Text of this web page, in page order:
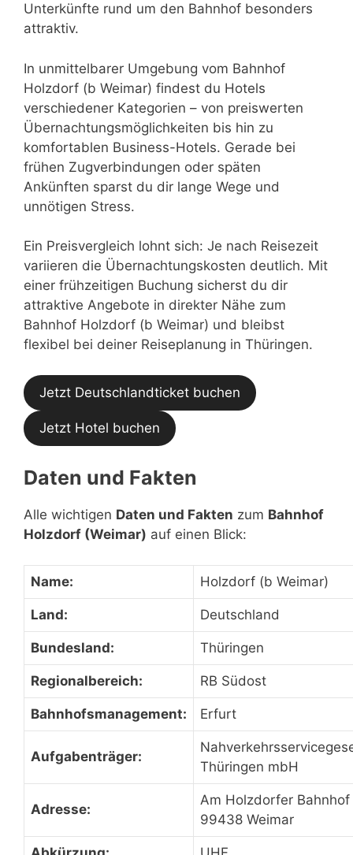
Unterkünfte rund um den Bahnhof besonders
attraktiv.
In unmittelbarer Umgebung vom Bahnhof
Holzdorf (b Weimar) findest du Hotels
verschiedener Kategorien – von preiswerten
Übernachtungsmöglichkeiten bis hin zu
komfortablen Business-Hotels. Gerade bei
frühen Zugverbindungen oder späten
Ankünften sparst du dir lange Wege und
unnötigen Stress.
Ein Preisvergleich lohnt sich: Je nach Reisezeit
variieren die Übernachtungskosten deutlich. Mit
einer frühzeitigen Buchung sicherst du dir
attraktive Angebote in direkter Nähe zum
Bahnhof Holzdorf (b Weimar) und bleibst
flexibel bei deiner Reiseplanung in Thüringen.
Jetzt Deutschlandticket buchen
Jetzt Hotel buchen
Daten und Fakten
Alle wichtigen Daten und Fakten zum Bahnhof
Holzdorf (Weimar) auf einen Blick:
Name: Holzdorf (b Weimar)
Land: Deutschland
Bundesland: Thüringen
Regionalbereich: RB Südost
Bahnhofsmanagement: Erfurt
Aufgabenträger:
Thüringen mbH
Adresse:
Am Holzdorfer Bahnhof
99438 Weimar